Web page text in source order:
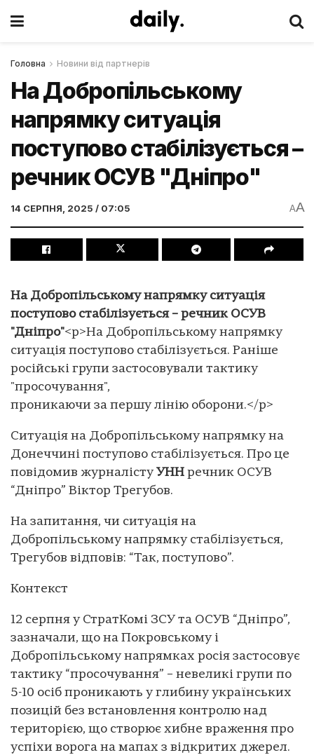
Головна Новини від партнерів
На Добропільському
напрямку ситуація
поступово стабілізується –
речник ОСУВ "Дніпро"
14 СЕРПНЯ, 2025 / 07:05 AA
На Добропільському напрямку ситуація
поступово стабілізується – речник ОСУВ
"Дніпро"<p>На Добропільському напрямку
ситуація поступово стабілізується. Раніше
російські групи застосовували тактику
"просочування",
проникаючи за першу лінію оборони.</p>
Ситуація на Добропільському напрямку на
Донеччині поступово стабілізується. Про це
повідомив журналістуУНН речник ОСУВ
“Дніпро” Віктор Трегубов.
На запитання, чи ситуація на
Добропільському напрямку стабілізується,
Трегубов відповів: “Так, поступово”.
Контекст
12 серпня у СтратКомі ЗСУ та ОСУВ “Дніпро”,
зазначали, що на Покровському і
Добропільському напрямках росія застосовує
тактику “просочування” – невеликі групи по
5-10 осіб проникають у глибину українських
позицій без встановлення контролю над
територією, що створює хибне враження про
успіхи ворога на мапах з відкритих джерел.